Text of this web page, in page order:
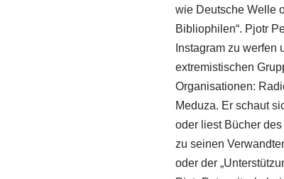
wie Deutsche Welle
Bibliophilen“. Pjotr
Instagram zu
extremistischen
Organisationen:
Meduza. Er schaut
oder liest Bücher
zu seinen
oder der